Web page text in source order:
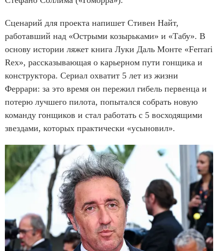
Сценарий для проекта напишет Стивен Найт,
работавший над «Острыми козырьками» и «Табу». В
основу истории ляжет книга Луки Даль Монте «Ferrari
Rex», рассказывающая о карьерном пути гонщика и
конструктора. Сериал охватит 5 лет из жизни
Феррари: за это время он пережил гибель первенца и
потерю лучшего пилота, попытался собрать новую
команду гонщиков и стал работать с 5 восходящими
звездами, которых практически «усыновил».